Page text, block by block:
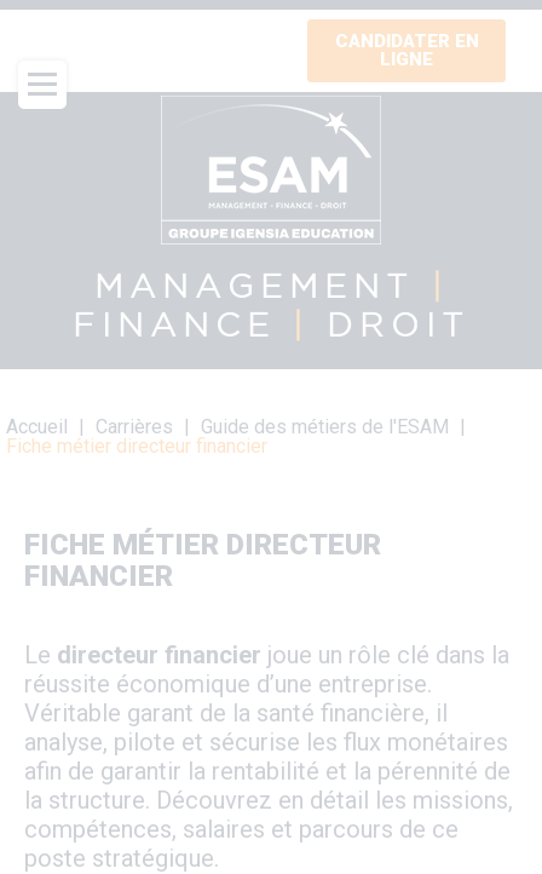
Aller
contenu
principal
CANDIDATER EN
LIGNE
MANAGEMENT
FINANCE
DROIT
Fil
d'Ariane
Accueil Carrières
Guide des métiers de l'ESAM
Fiche métier directeur financier
FICHE MÉTIER DIRECTEUR
FINANCIER
Le directeur financier joue un rôle clé dans la
réussite économique d’une entreprise.
Véritable garant de la santé financière, il
analyse, pilote et sécurise les flux monétaires
afin de garantir la rentabilité et la pérennité de
la structure. Découvrez en détail les missions,
compétences, salaires et parcours de ce
poste stratégique.